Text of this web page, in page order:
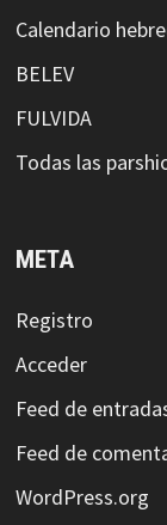
Calendario
BELEV
FULVIDA
Todas las
META
Registro
Acceder
Feed de
Feed de
WordPress.org